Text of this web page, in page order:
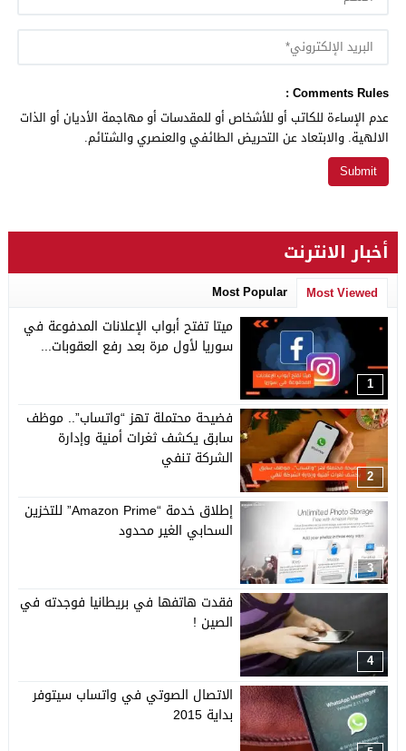
Comments Rules :
عدم الإساءة للكاتب أو للأشخاص أو للمقدسات أو مهاجمة الأديان أو الذات
الالهية. والابتعاد عن التحريض الطائفي والعنصري والشتائم.
أخبار الانترنت
Most Viewed
Most Popular
1
ميتا تفتح أبواب الإعلانات المدفوعة في
سوريا لأول مرة بعد رفع العقوبات...
2
فضيحة محتملة تهز “واتساب”.. موظف
سابق يكشف ثغرات أمنية وإدارة
الشركة تنفي
3
إطلاق خدمة “Amazon Prime” للتخزين
السحابي الغير محدود
4
فقدت هاتفها في بريطانيا فوجدته في
الصين !
الاتصال الصوتي في واتساب سيتوفر
بداية 2015